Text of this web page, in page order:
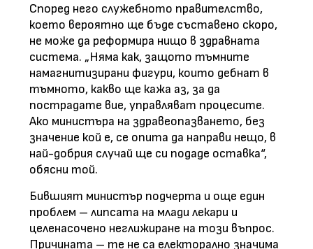
Според него служебното правителство,
което вероятно ще бъде съставено скоро,
не може да реформира нищо в здравната
система. „Няма как, защото тъмните
намагнитизирани фигури, които дебнат в
тъмното, какво ще кажа аз, за да
пострадате вие, управляват процесите.
Ако министъра на здравеопазването, без
значение кой е, се опита да направи нещо, в
най-добрия случай ще си подаде оставка“,
обясни той.
Бившият министър подчерта и още един
проблем – липсата на млади лекари и
целенасочено неглижиране на този въпрос.
Причината – те не са електорално значима